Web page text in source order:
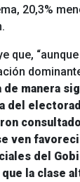
20,3%
que,
manera
del
ven
del
la clase